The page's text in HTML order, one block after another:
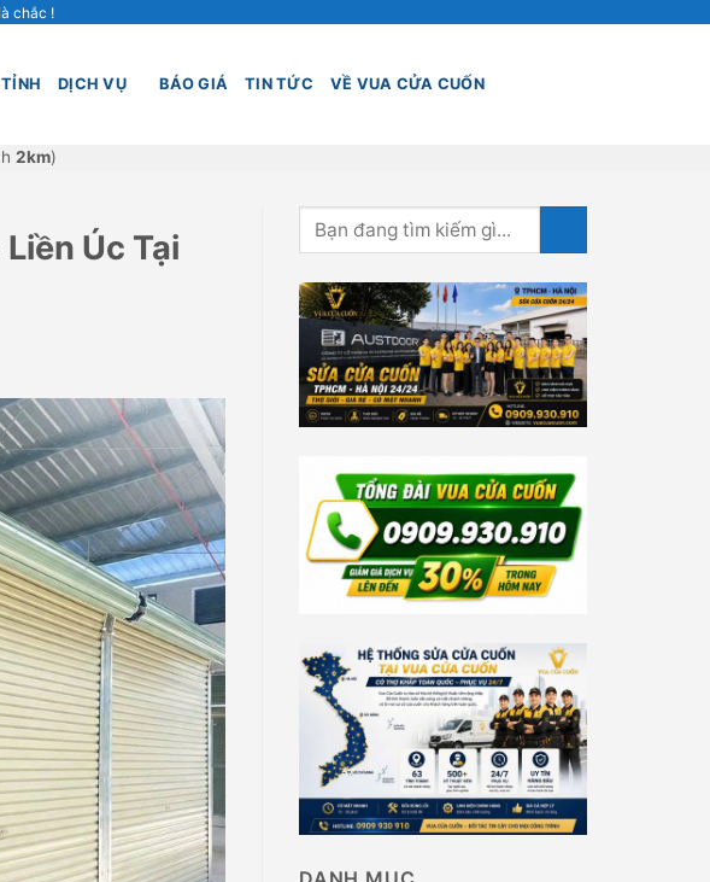
chắc !
DỊCH VỤ BÁO GIÁ TIN TỨC VỀ VUA CỬA CUỐN
2km)
Úc Tại